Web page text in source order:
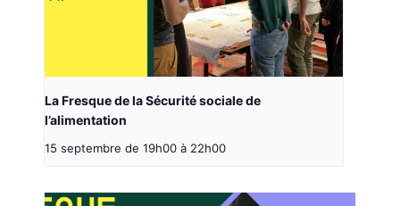
La Fresque de la Sécurité sociale de
l’alimentation
15 septembre de 19h00 à 22h00